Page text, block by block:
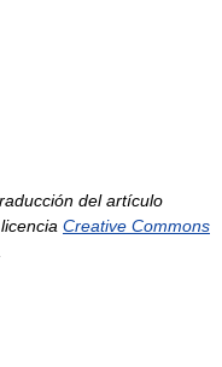
del artículo
Creative Commons